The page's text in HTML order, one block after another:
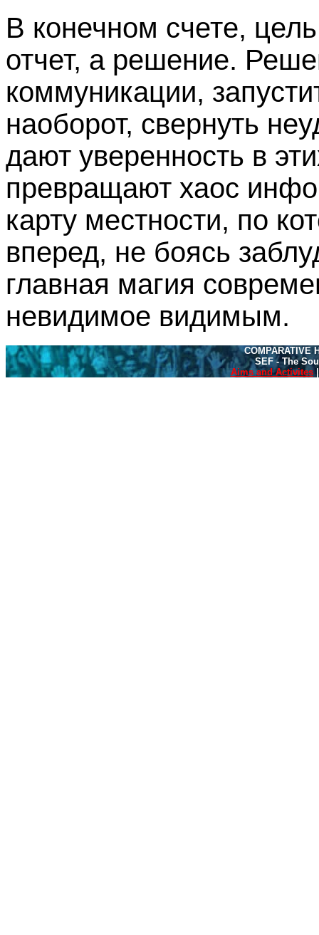
В конечном счете,
отчет, а решение.
коммуникации,
наоборот, свернуть
дают уверенность в
превращают хаос
карту местности, по
вперед, не боясь
главная магия
невидимое видимым.
COMPARATIVE
SEF - The
Aims and Activites